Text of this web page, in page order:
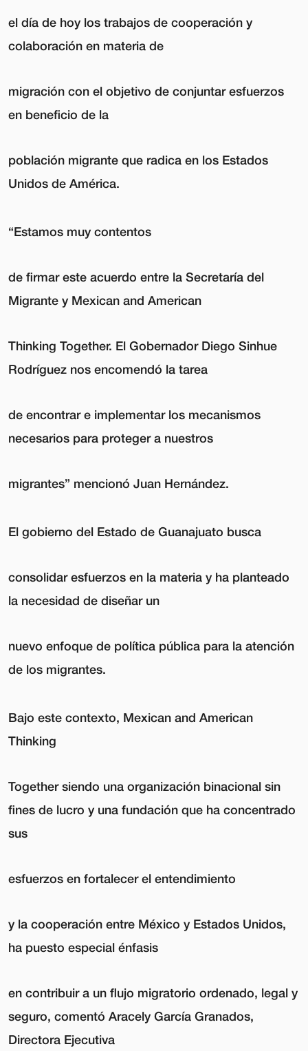
el día de hoy los trabajos de cooperación y
colaboración en materia de
migración con el objetivo de conjuntar esfuerzos
en beneficio de la
población migrante que radica en los Estados
Unidos de América.
“Estamos muy contentos
de firmar este acuerdo entre la Secretaría del
Migrante y Mexican and American
Thinking Together. El Gobernador Diego Sinhue
Rodríguez nos encomendó la tarea
de encontrar e implementar los mecanismos
necesarios para proteger a nuestros
migrantes” mencionó Juan Hernández.
El gobierno del Estado de Guanajuato busca
consolidar esfuerzos en la materia y ha planteado
la necesidad de diseñar un
nuevo enfoque de política pública para la atención
de los migrantes.
Bajo este contexto, Mexican and American
Thinking
Together siendo una organización binacional sin
fines de lucro y una fundación que ha concentrado
sus
esfuerzos en fortalecer el entendimiento
y la cooperación entre México y Estados Unidos,
ha puesto especial énfasis
en contribuir a un flujo migratorio ordenado, legal y
seguro, comentó Aracely García Granados,
Directora Ejecutiva